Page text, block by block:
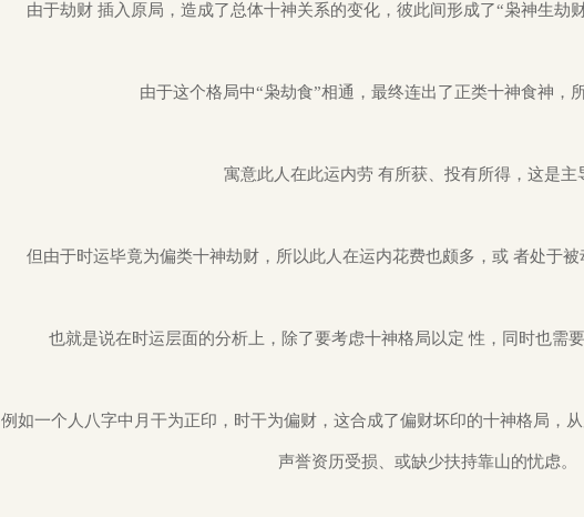
由于劫财 插入原局，造成了总体十神关系的变化，彼此间形成了“枭神生劫
由于这个格局中“枭劫食”相通，最终连出了正类十神食神，
寓意此人在此运内劳 有所获、投有所得，这是主
但由于时运毕竟为偏类十神劫财，所以此人在运内花费也颇多，或 者处于被
也就是说在时运层面的分析上，除了要考虑十神格局以定 性，同时也需
例如一个人八字中月干为正印，时干为偏财，这合成了偏财坏印的十神格局，
声誉资历受损、或缺少扶持靠山的忧虑。